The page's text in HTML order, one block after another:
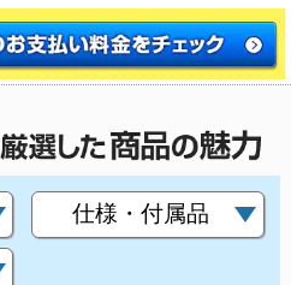
仕様・付属品